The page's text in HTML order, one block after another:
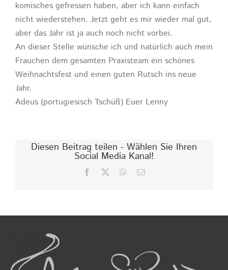
komisches gefressen haben, aber ich kann einfach
nicht wiederstehen. Jetzt geht es mir wieder mal gut,
aber das Jahr ist ja auch noch nicht vorbei.
An dieser Stelle wünsche ich und natürlich auch mein
Frauchen dem gesamten Praxisteam ein schönes
Weihnachtsfest und einen guten Rutsch ins neue
Jahr.
Adeus (portugiesisch Tschüß) Euer Lenny
Diesen Beitrag teilen - Wählen Sie Ihren
Social Media Kanal!
Facebook WhatsApp
E-